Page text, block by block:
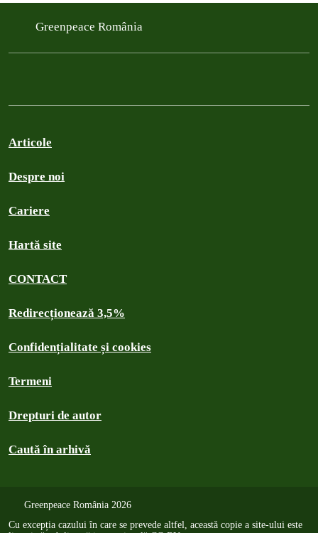
Greenpeace România
Articole
Despre noi
Cariere
Hartă site
CONTACT
Redirecționează 3,5%
Confidențialitate și cookies
Termeni
Drepturi de autor
Caută în arhivă
Greenpeace România 2026
Cu excepția cazului în care se prevede altfel, această copie a site-ului este